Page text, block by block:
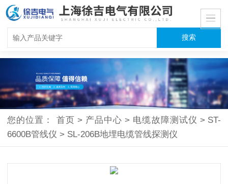
您的位置： 首页 > 产品中心 > 电缆故障测试仪 > ST-
6600B管线仪 > SL-206B地埋电缆管线探测仪